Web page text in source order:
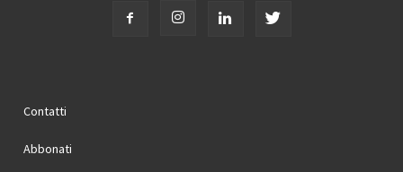
Contatti
Abbonati